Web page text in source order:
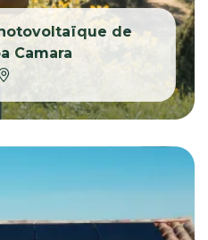
de
Camara